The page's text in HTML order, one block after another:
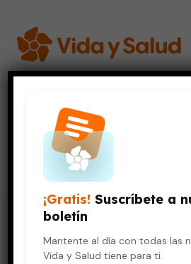
propagación de
infecciosas
¡Gratis! Suscríbete a
boletín
Mantente al día con todas las
Vida y Salud tiene para ti.